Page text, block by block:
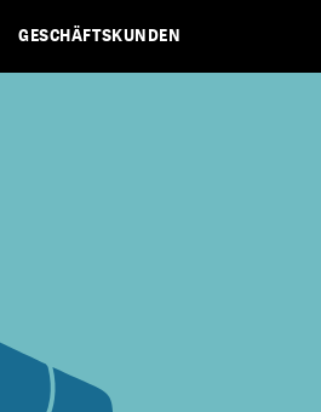
GESCHÄFTSKUNDEN